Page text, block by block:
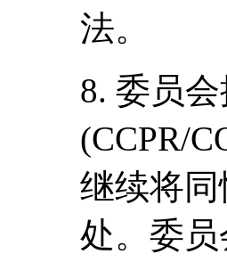
法。
8. 委员
(CCPR/
继续将
处。委